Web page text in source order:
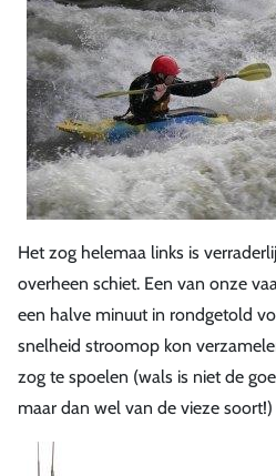
Het zog helemaa links is
overheen schiet. Een van onze
een halve minuut in rondgetold
snelheid stroomop kon
zog te spoelen (wals is niet de
maar dan wel van de vieze soort!)